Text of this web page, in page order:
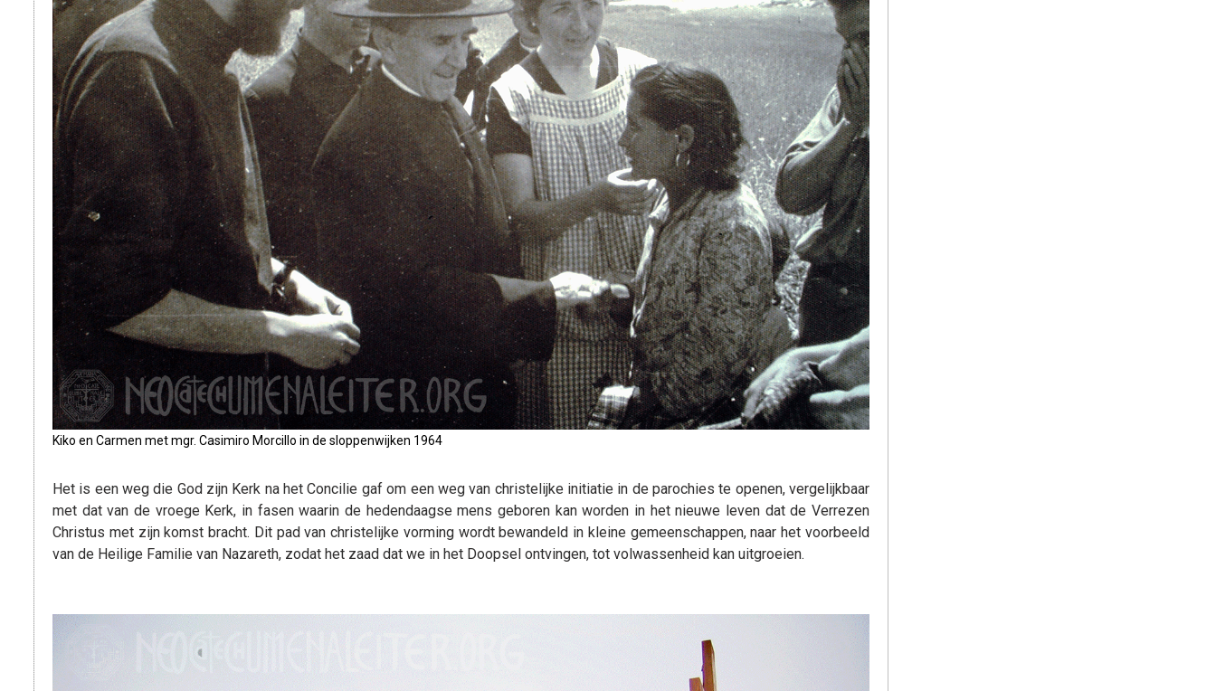
Kiko en Carmen met mgr. Casimiro Morcillo in de sloppenwijken 1964
Het is een weg die God zijn Kerk na het Concilie gaf om een weg van christelijke initiatie in de parochies te openen, vergelijkbaar
met dat van de vroege Kerk, in fasen waarin de hedendaagse mens geboren kan worden in het nieuwe leven dat de Verrezen
Christus met zijn komst bracht. Dit pad van christelijke vorming wordt bewandeld in kleine gemeenschappen, naar het voorbeeld
van de Heilige Familie van Nazareth, zodat het zaad dat we in het Doopsel ontvingen, tot volwassenheid kan uitgroeien.